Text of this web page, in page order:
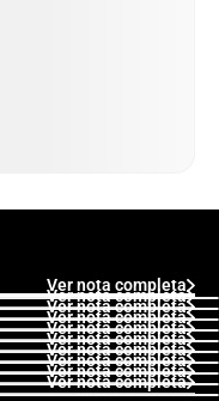
Ver nota completa
Ver nota completa
Ver nota completa
Ver nota completa
Ver nota completa
Ver nota completa
Ver nota completa
Ver nota completa
Ver nota completa
Ver nota completa